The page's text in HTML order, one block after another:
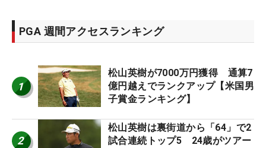
PGA 週間アクセスランキング
1
松山英樹が7000万円獲得 通算7
億円越えでランクアップ【米国男
子賞金ランキング】
2
松山英樹は裏街道から「64」で2
試合連続トップ5 24歳がツアー